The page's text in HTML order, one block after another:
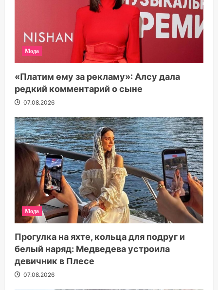
Мода
«Платим ему за рекламу»: Алсу дала
редкий комментарий о сыне
07.08.2026
Мода
Прогулка на яхте, кольца для подруг и
белый наряд: Медведева устроила
девичник в Плесе
07.08.2026